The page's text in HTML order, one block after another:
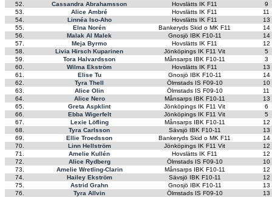
52.
Cassandra Abrahamsson Hovslätts IK F11
9
53.
Alice Ambré Hovslätts IK F11
11
54.
Linnéa Iso-Aho Hovslätts IK F11
13
55.
Elna Norén Bankeryds Skid o MK F11
14
56.
Malak Al Malek Gnosjö IBK F10-11
14
57.
Meja Byrmo Hovslätts IK F11
12
58.
Livia Hirsch Kuparinen Jönköpings IK F11 Vit
5
59.
Tora Halvardsson Månsarps IBK F10-11
3
60.
Wilma Ekström Hovslätts IK F11
13
61.
Elise Tu Gnosjö IBK F10-11
14
62.
Tyra Thell Ölmstads IS F09-10
10
63.
Alice Olin Ölmstads IS F09-10
11
64.
Alice Nero Månsarps IBK F10-11
13
65.
Greta Aspklint Jönköpings IK F11 Vit
6
66.
Ebba Wigerfelt Jönköpings IK F11 Vit
5
67.
Lexie Löfling Månsarps IBK F10-11
12
68.
Tyra Carlsson Sävsjö IBK F10-11
13
69.
Ellie Troedsson Bankeryds Skid o MK F11
14
70.
Linn Hellström Jönköpings IK F11 Vit
12
71.
Amelie Kullén Hovslätts IK F11
12
72.
Alice Rydberg Ölmstads IS F09-10
10
73.
Amelie Wretling-Clarin Månsarps IBK F10-11
12
74.
Hailey Ekström Sävsjö IBK F10-11
12
75.
Astrid Grahn Gnosjö IBK F10-11
13
76.
Tyra Allvin Ölmstads IS F09-10
13